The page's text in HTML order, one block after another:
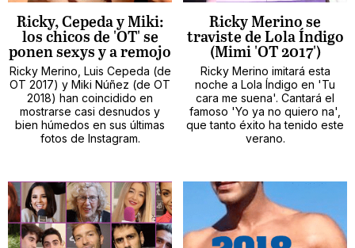
Ricky, Cepeda y Miki:
los chicos de 'OT' se
ponen sexys y a remojo
Ricky Merino, Luis Cepeda (de
OT 2017) y Miki Núñez (de OT
2018) han coincidido en
mostrarse casi desnudos y
bien húmedos en sus últimas
fotos de Instagram.
Ricky Merino se
traviste de Lola Índigo
(Mimi 'OT 2017')
Ricky Merino imitará esta
noche a Lola Índigo en 'Tu
cara me suena'. Cantará el
famoso 'Yo ya no quiero na',
que tanto éxito ha tenido este
verano.